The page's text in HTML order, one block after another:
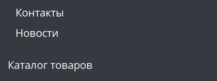
Контакты
Новости
Каталог товаров